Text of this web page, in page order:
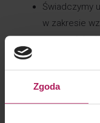
Zgoda
Świadczymy
w zakresie
z ostatnich
ukończeniu
zawartej ze
z tytułu